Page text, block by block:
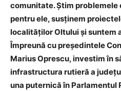
comunitate. Știm
pentru ele, susținem
localităților Oltului și suntem
Împreună cu președintele
Marius Oprescu, investim în
infrastructura rutieră a
una puternică în Parlamentul